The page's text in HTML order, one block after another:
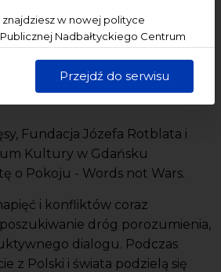
znajdziesz w nowej polityce
Nadbałtyckiego Centrum
informujemy, że Państwa
w sposób bezpieczny, z należytą
z obowiązującymi przepisami.
Przejdź do serwisu
indukcyjna
Fundacja Józefa Rotblata i
Kultury w Gdańsku
o Pokoju - Words not Wars.
i konfliktów coraz
dróg porozumienia,
dialogu. Podczas
z Polski i świata podzielą się